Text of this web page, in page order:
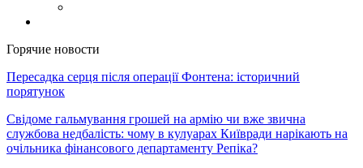
Горячие новости
Пересадка серця після операції Фонтена: історичний
порятунок
Свідоме гальмування грошей на армію чи вже звична
службова недбалість: чому в кулуарах Київради нарікають на
очільника фінансового департаменту Репіка?